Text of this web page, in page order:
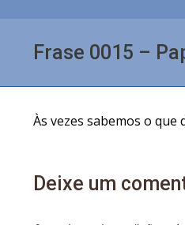
Frase 0015 –
Às vezes sabemos o que
Deixe um